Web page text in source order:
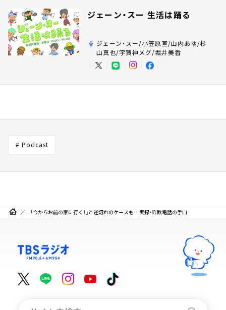
ジェーン・スー 生活は踊る
ジェーン・スー/小笠原亘/山内あゆ/杉
山真也/宇賀神メグ/堀井美香
# Podcast
「今からお前の家に行く！」と逆切れのケースも…実録・詐欺電話の手口